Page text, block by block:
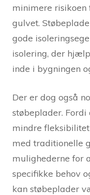
minimere
gulvet.
gode
isolering, der
inde i bygningen
Der er dog også
støbeplader.
mindre
med traditionelle
mulighederne for
specifikke behov
kan støbeplader